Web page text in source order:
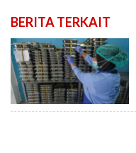
BERITA TERKAIT